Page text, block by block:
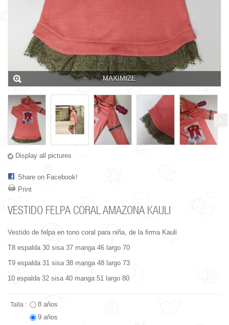
MAXIMIZE
Display all pictures
Share on Facebook!
Print
VESTIDO FELPA CORAL AMAZONA KAULI
Vestido de felpa en tono coral para niña, de la firma Kauli
T8 espalda 30 sisa 37 manga 46 largo 70
T9 espalda 31 sisa 38 manga 48 largo 73
10 espalda 32 sisa 40 manga 51 largo 80
Talla :
8 años
9 años